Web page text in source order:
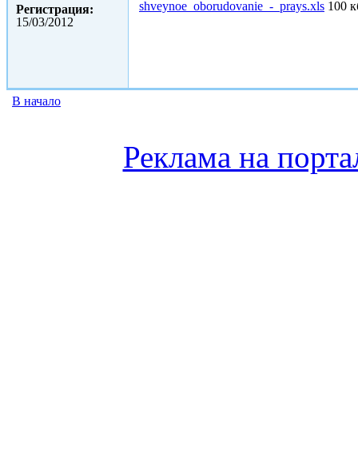
Регистрация:
15/03/2012
shveynoe_oborudovanie_-_prays.xls 100
В начало
Реклама на